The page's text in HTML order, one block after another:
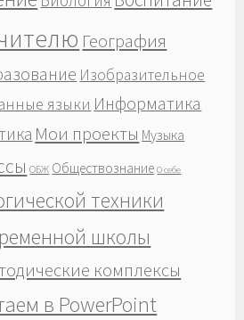
География
Изобразительное
языки Информатика
Мои проекты Музыка
ОБЖ Обществознание О себе
техники
школы
комплексы
в PowerPoint